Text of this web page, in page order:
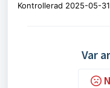
Kontrollerad 2025-05-31
Var